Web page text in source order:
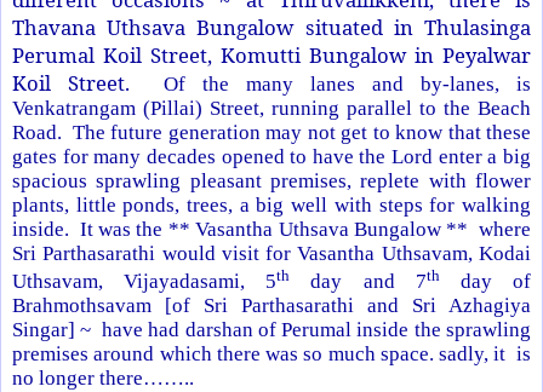
Thavana Uthsava Bungalow situated in Thulasinga
Perumal Koil Street, Komutti Bungalow in Peyalwar
Koil Street.
Of the many lanes and by-lanes, is
Venkatrangam (Pillai) Street, running parallel to the Beach
Road. The future generation may not get to know that these
gates for many decades opened to have the Lord enter a big
spacious sprawling pleasant premises, replete with flower
plants, little ponds, trees, a big well with steps for walking
inside. It was the ** Vasantha Uthsava Bungalow ** where
Sri Parthasarathi would visit for Vasantha Uthsavam, Kodai
Uthsavam, Vijayadasami, 5th day and 7th
day of
Brahmothsavam [of Sri Parthasarathi and Sri Azhagiya
Singar] ~ have had darshan of Perumal inside the sprawling
premises around which there was so much space. sadly, it is
no longer there……..